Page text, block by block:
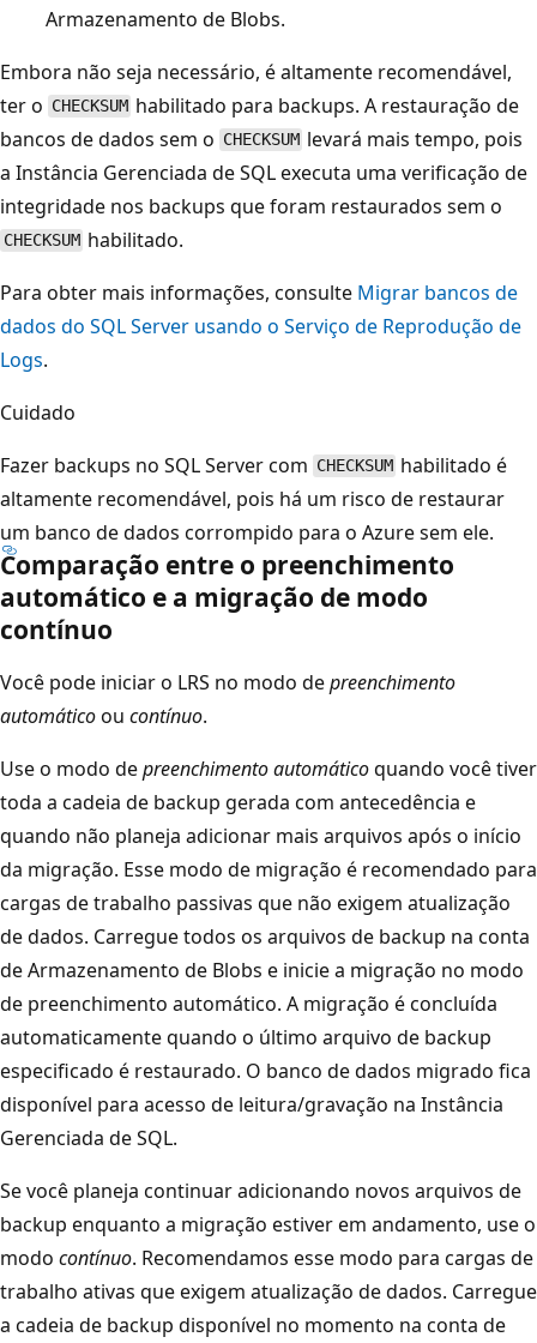
Armazenamento de Blobs.
Embora não seja necessário, é altamente recomendável,
ter o CHECKSUM habilitado para backups. A restauração de
bancos de dados sem o CHECKSUM levará mais tempo, pois
a Instância Gerenciada de SQL executa uma verificação de
integridade nos backups que foram restaurados sem o
CHECKSUM habilitado.
Para obter mais informações, consulte Migrar bancos de
dados do SQL Server usando o Serviço de Reprodução de
Logs.
Cuidado
Fazer backups no SQL Server com CHECKSUM habilitado é
altamente recomendável, pois há um risco de restaurar
um banco de dados corrompido para o Azure sem ele.
Comparação entre o preenchimento
automático e a migração de modo
contínuo
Você pode iniciar o LRS no modo depreenchimento
automáticoou contínuo.
Use o modo depreenchimento automáticoquando você tiver
toda a cadeia de backup gerada com antecedência e
quando não planeja adicionar mais arquivos após o início
da migração. Esse modo de migração é recomendado para
cargas de trabalho passivas que não exigem atualização
de dados. Carregue todos os arquivos de backup na conta
de Armazenamento de Blobs e inicie a migração no modo
de preenchimento automático. A migração é concluída
automaticamente quando o último arquivo de backup
especificado é restaurado. O banco de dados migrado fica
disponível para acesso de leitura/gravação na Instância
Gerenciada de SQL.
Se você planeja continuar adicionando novos arquivos de
backup enquanto a migração estiver em andamento, use o
modo contínuo. Recomendamos esse modo para cargas de
trabalho ativas que exigem atualização de dados. Carregue
a cadeia de backup disponível no momento na conta de